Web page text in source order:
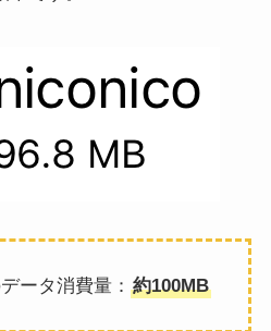
データ消費量：約100MB